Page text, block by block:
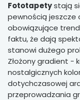
Fototapetystają
pewnością jeszcze
obowiązujące
faktu, że dają
stanowi dużego
Złożony gradient -
nostalgicznych
dotychczasowej
przeprowadzania